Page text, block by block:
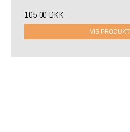
105,00 DKK
VIS PRODUKT